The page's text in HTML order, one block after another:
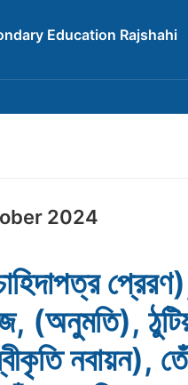
Education Rajshahi
2024
(অনুমতি),
নবায়ন),